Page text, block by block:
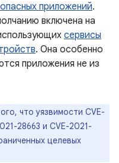
приложений.
включена на
сервисы
. Она особенно
приложения не из
что уязвимости CVE-
28663 и CVE-2021-
целевых